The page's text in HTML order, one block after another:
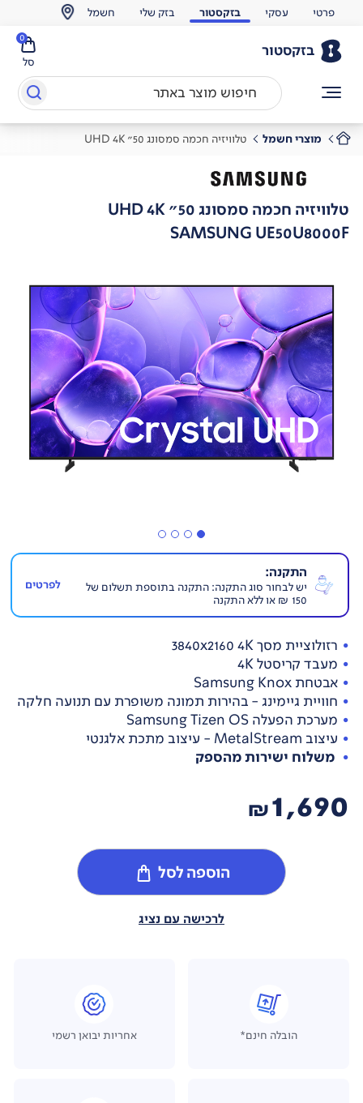
פרטי עסקי בזקסטור בזק שלי חשמל
בזקסטור
סל
0
מוצרי חשמל טלוויזיה חכמה סמסונג 50" UHD 4K
טלוויזיה חכמה סמסונג 50" UHD 4K
SAMSUNG UE50U8000F
התקנה:
יש לבחור סוג התקנה: התקנה בתוספת תשלום של
150 ₪ או ללא התקנה
לפרטים
רזולוציית מסך 3840x2160 4K
מעבד קריסטל 4K
אבטחת Samsung Knox
חוויית גיימינג - בהירות תמונה משופרת עם תנועה חלקה
מערכת הפעלה Samsung Tizen OS
עיצוב MetalStream - עיצוב מתכת אלגנטי
משלוח ישירות מהספק
1,690
₪
הוספה לסל
לרכישה עם נציג
הובלה חינם* אחריות יבואן רשמי